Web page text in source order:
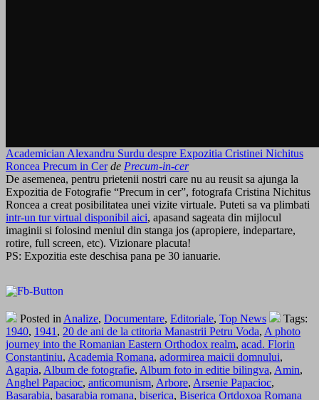
Academician Alexandru Surdu despre Expozitia Cristinei Nichitus
Roncea Precum in Cer de Precum-in-cer
De asemenea, pentru prietenii nostri care nu au reusit sa ajunga la
Expozitia de Fotografie “Precum in cer”, fotografa Cristina Nichitus
Roncea a creat posibilitatea unei vizite virtuale. Puteti sa va plimbati
intr-un tur virtual disponibil aici, apasand sageata din mijlocul
imaginii si folosind meniul din stanga jos (apropiere, indepartare,
rotire, full screen, etc). Vizionare placuta!
PS: Expozitia este deschisa pana pe 30 ianuarie.
Posted in Analize, Documentare, Editoriale, Top News
Tags:
1940, 1941 , 20 de ani de la ctitoria Manastrii Petru Voda, A photo
journey into the Romanian Eastern Orthodox realm, acad. Florin
Constantiniu, Academia Romana, adormirea maicii domnului,
Agapia, Album de fotografie, Album foto in editie bilingva, Amin,
Anghel Papacioc, anticomunism, Arbore, Arsenie Papacioc,
Basarabia, basarabia romana, biserica, Biserica Ortdoxoa Romana